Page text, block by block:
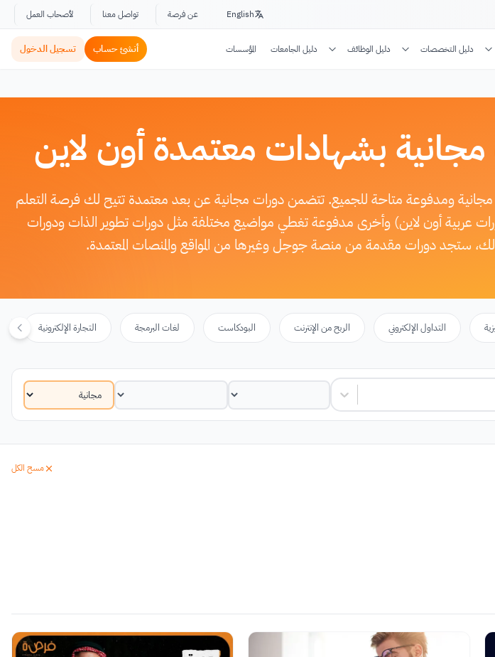
English عن فرصة تواصل معنا لأصحاب العمل
دليل التخصصات دليل الوظائف دليل الجامعات المؤسسات أنشئ حساب تسجيل الدخول
بشهادات معتمدة أون لاين
ومدفوعة متاحة للجميع. تتضمن دورات مجانية عن بعد معتمدة تتيح لك فرصة التعلم
عربية أون لاين) وأخرى مدفوعة تغطي مواضيع مختلفة مثل دورات تطوير الذات ودورات
ذلك، ستجد دورات مقدمة من منصة جوجل وغيرها من المواقع والمنصات المعتمدة.
التداول الإلكتروني الربح من الإنترنت البودكاست لغات البرمجة التجارة الإلكترونية
مسح الكل